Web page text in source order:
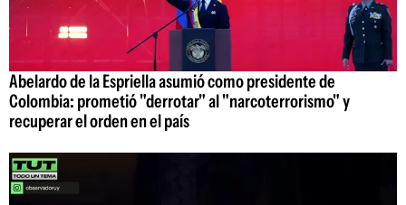
Abelardo de la Espriella asumió como presidente de
Colombia: prometió "derrotar" al "narcoterrorismo" y
recuperar el orden en el país